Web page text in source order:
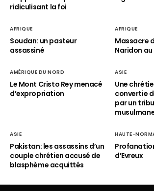
ridiculisant la foi
AFRIQUE
Soudan: un pasteur
assassiné
AFRIQUE
Massacre
Naridon
AMÉRIQUE DU NORD
Le Mont Cristo Rey menacé
d’expropriation
ASIE
Une
convertie
par un
ASIE
Pakistan: les assassins d’un
couple chrétien accusé de
blasphème acquittés
HAUTE-
d’Evreux